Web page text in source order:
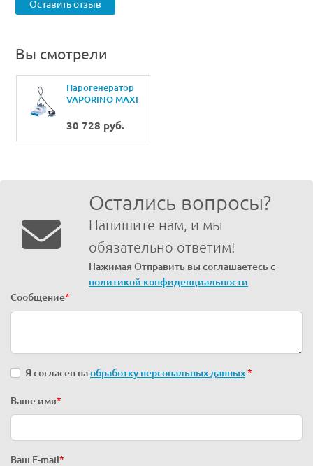
Оставить отзыв
Вы смотрели
Парогенератор
VAPORINO MAXI
30 728 руб.
Остались вопросы?
Напишите нам, и мы
обязательно ответим!
Нажимая Отправить вы соглашаетесь с
политикой конфиденциальности
Сообщение*
Я согласен наобработку персональных данных*
Ваше имя*
Ваш E-mail*